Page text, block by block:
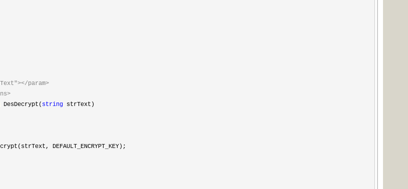
param>
DesDecrypt( string strText)
DEFAULT_ENCRYPT_KEY);